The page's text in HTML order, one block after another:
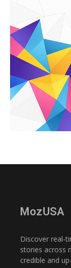
MozUSA
Discover real-
stories across
credible and